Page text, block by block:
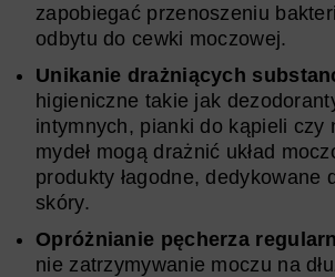
zapobiegać przenoszeniu
odbytu do cewki moczowej.
Unikanie drażniących
higieniczne takie jak
intymnych, pianki do kąpieli czy
mydeł mogą drażnić układ
produkty łagodne, dedykowane
skóry.
Opróżnianie pęcherza
nie zatrzymywanie moczu na